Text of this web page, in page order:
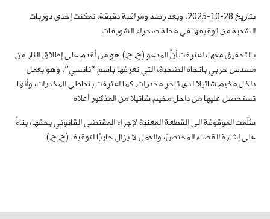
بتاريخ 28-10-2025، وبعد رصد ومراقبة دقيقة، تمكنت إحدى دوريات
الشعبة من توقيفها في محلة صحراء الشويفات
بالتحقيق معها، اعترفت أنّ المدعو (ح. ح.) هو من أقدم على إطلاق النار من
مسدس حربي باتجاه الضحية، التي تعرفها باسم “نانسي”، وهو يعمل
داخل مخيم شاتيلا لدى تاجر مخدرات. كما اعترفت بتعاطي المخدرات، وأنها
تستحصل عليها من داخل مخيم شاتيلا من المذكور أعلاه
سُلّمت الموقوفة الى القطعة المعنية لإجراء المقتضى القانوني بحقها، بناءً
على إشارة القضاء المختصّ، والعمل لا يزال جاريًا لتوقيف (ح. ح.)